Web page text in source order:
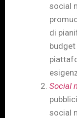
social
di
Social
social